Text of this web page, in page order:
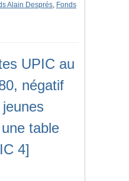
Alain Després, Fonds
UPIC au
négatif
table
4]